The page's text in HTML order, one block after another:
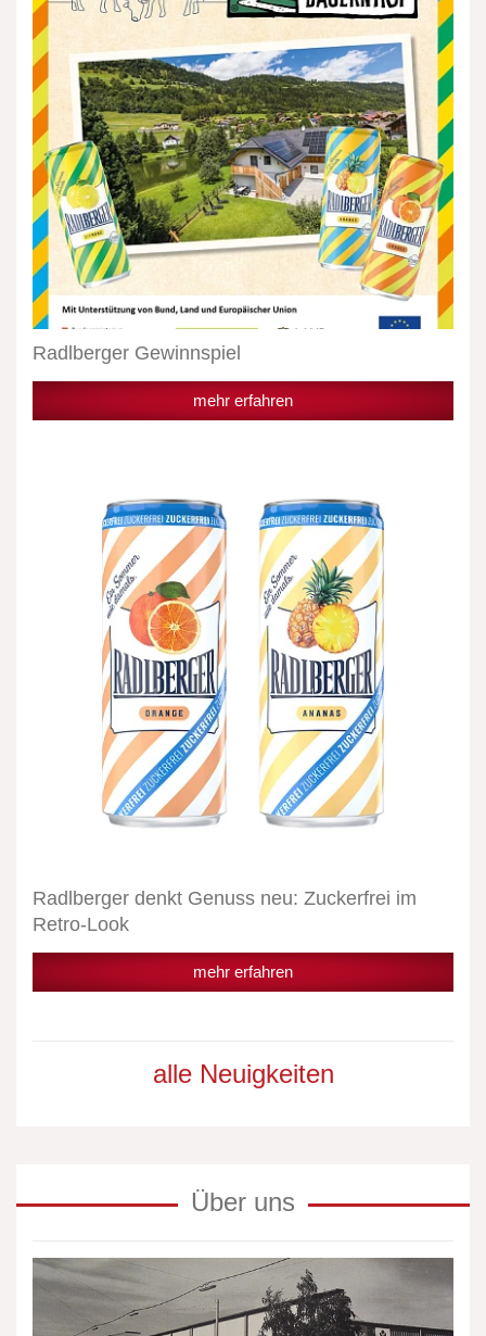
Radlberger Gewinnspiel
mehr erfahren
Zuckerfrei
Radlberger denkt Genuss neu: Zuckerfrei im
Retro-Look
mehr erfahren
alle Neuigkeiten
Über uns